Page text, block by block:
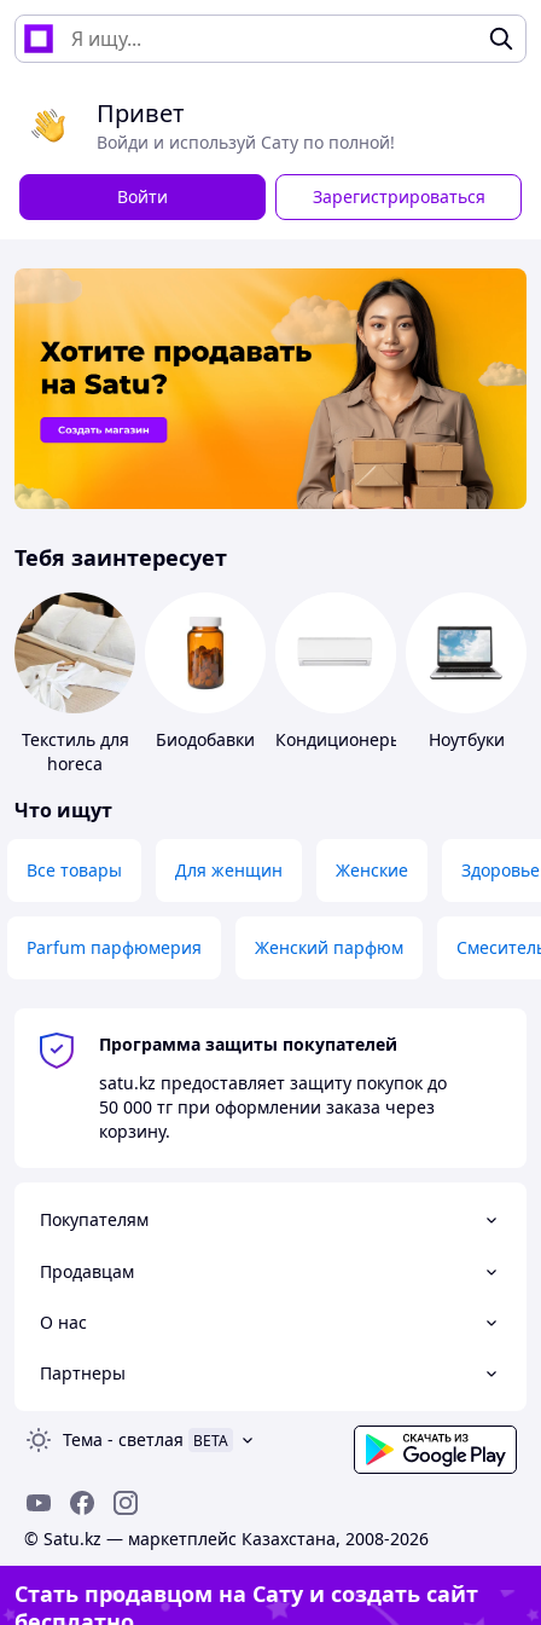
Привет
Войди и используй Сату по полной!
Войти Зарегистрироваться
Тебя заинтересует
Текстиль для
horeca
Биодобавки Кондиционеры
Ноутбуки
Что ищут
Все товары Для женщин Женские Здоровье
Parfum парфюмерия Женский парфюм
Программа защиты покупателей
satu.kz предоставляет защиту покупок до
50 000 тг при оформлении заказа через
корзину.
Покупателям
Продавцам
О нас
Партнеры
Тема - светлая BETA
© Satu.kz — маркетплейс Казахстана, 2008-2026
Стать продавцом на Сату и создать сайт